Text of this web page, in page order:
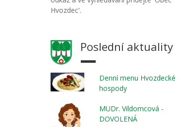
Hvozdec'.
Poslední aktuality
Denní menu Hvozdecké
hospody
MUDr. Vildomcová -
DOVOLENÁ